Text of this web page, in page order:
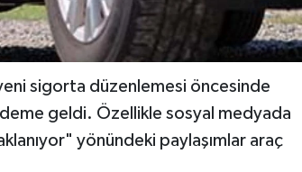
sigorta düzenlemesi öncesinde
geldi. Özellikle sosyal medyada
yönündeki paylaşımlar araç